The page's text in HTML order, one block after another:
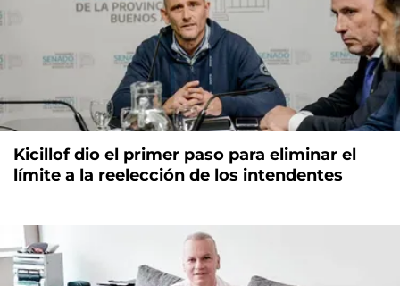
Kicillof dio el primer paso para eliminar el
límite a la reelección de los intendentes